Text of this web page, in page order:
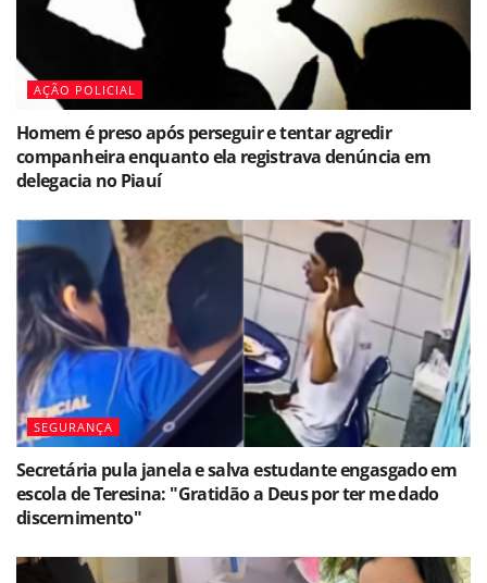
AÇÃO POLICIAL
Homem é preso após perseguir e tentar agredir
companheira enquanto ela registrava denúncia em
delegacia no Piauí
SEGURANÇA
Secretária pula janela e salva estudante engasgado em
escola de Teresina: "Gratidão a Deus por ter me dado
discernimento"